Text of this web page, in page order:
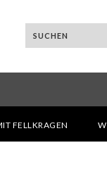
FELLKRAGEN